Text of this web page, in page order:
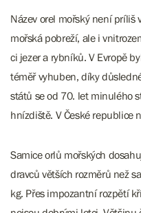
Název orel mořský není príliš
mořská pobreží, ale i
ci jezer a rybníků. V Evropě
téměř vyhuben, díky
států se od 70. let minulého
hnízdiště. V České republice
Samice orlů mořských
dravců větších rozměrů než
kg. Přes impozantní rozpětí